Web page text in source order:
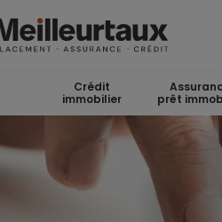
Crédit
immobilier
prêt